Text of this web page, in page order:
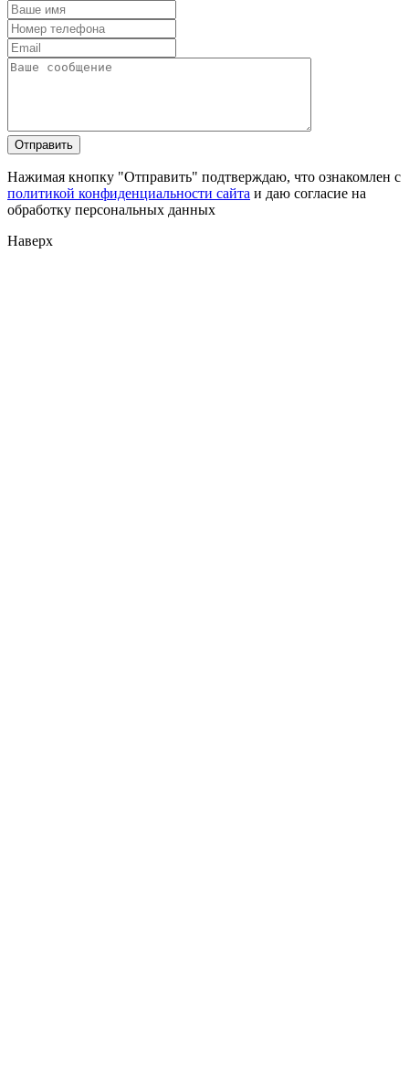
Нажимая кнопку "Отправить" подтверждаю, что ознакомлен с
политикой конфиденциальности сайта и даю согласие на
обработку персональных данных
Наверх